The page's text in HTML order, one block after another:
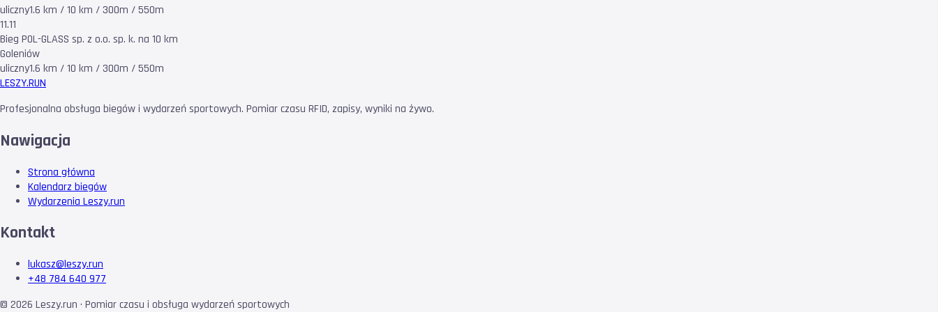
uliczny1.6 km / 10 km / 300m / 550m
11.11
Bieg POL-GLASS sp. z o.o. sp. k. na 10 km
Goleniów
uliczny1.6 km / 10 km / 300m / 550m
LESZY.RUN
Profesjonalna obsługa biegów i wydarzeń sportowych. Pomiar czasu RFID, zapisy, wyniki na żywo.
Nawigacja
Strona główna
Kalendarz biegów
Wydarzenia Leszy.run
Kontakt
lukasz@leszy.run
+48 784 640 977
© 2026 Leszy.run · Pomiar czasu i obsługa wydarzeń sportowych